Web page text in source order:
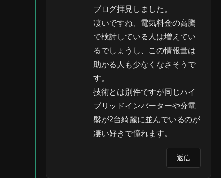
ブログ拝見しました。
凄いですね、電気料金の高騰
で検討している人は増えてい
るでしょうし、この情報量は
助かる人も少なくなさそうで
す。
技術とは別件ですが同じハイ
ブリッドインバーターや分電
盤が2台綺麗に並んでいるのが
凄い好きで憧れます。
返信